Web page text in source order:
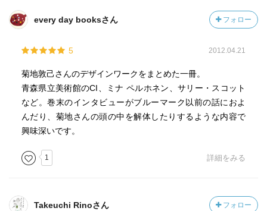
every day booksさん フォロー
5 2012.04.21
菊地敦己さんのデザインワークをまとめた一冊。
青森県立美術館のCI、ミナ ペルホネン、サリー・スコット
など。巻末のインタビューがブルーマーク以前の話におよ
んだり、菊地さんの頭の中を解体したりするような内容で
興味深いです。
1 詳細をみる
Takeuchi Rinoさん フォロー